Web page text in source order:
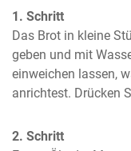
1. Schritt
Das Brot in kleine
geben und mit
einweichen lassen,
anrichtest. Drücken
2. Schritt